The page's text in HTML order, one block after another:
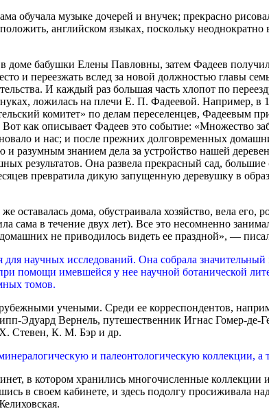
обучала музыке дочерей и внучек; прекрасно
английском языках, поскольку
бабушки Елены Павловны, затем Фадеев
и переезжать вслед за новой должностью главы
И каждый раз большая часть хлопот по
ложилась на плечи Е. П. Фадеевой. Например,
комитет» по делам переселенцев, Фадеевым
как описывает Фадеев это событие: «Множество
и нас; и после прежних долговременных
знанием дела за устройство нашей
результатов. Она развела прекрасный сад,
превратила дикую запущенную деревушку в
оставалась дома, обустраивала хозяйство, вела
сама в течение двух лет). Все это несомненно
не приводилось видеть ее праздной», —
научных исследований. Она собрала значительный
помощи имевшейся у нее научной ботанической
томов.
учеными. Среди ее корреспондентов,
Эдуард Вернель, путешественник Игнас Гомер-де-
Стевен, К. М. Бэр и др.
и палеонтологическую коллекции,
в котором хранились многочисленные
в своем кабинете, и здесь подолгу просиживала